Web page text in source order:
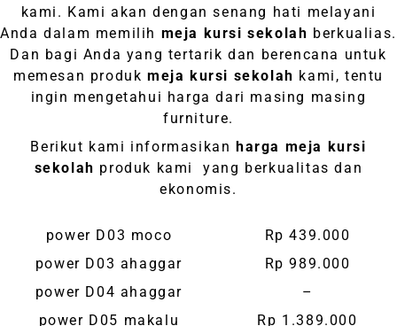
kami. Kami akan dengan senang hati melayani
Anda dalam memilih meja kursi sekolah berkualias.
Dan bagi Anda yang tertarik dan berencana untuk
memesan produk meja kursi sekolah kami, tentu
ingin mengetahui harga dari masing masing
furniture.
Berikut kami informasikan harga meja kursi
sekolah produk kami yang berkualitas dan
ekonomis.
power D03 moco
Rp 439.000
power D03 ahaggar
Rp 989.000
power D04 ahaggar
–
power D05 makalu
Rp 1.389.000